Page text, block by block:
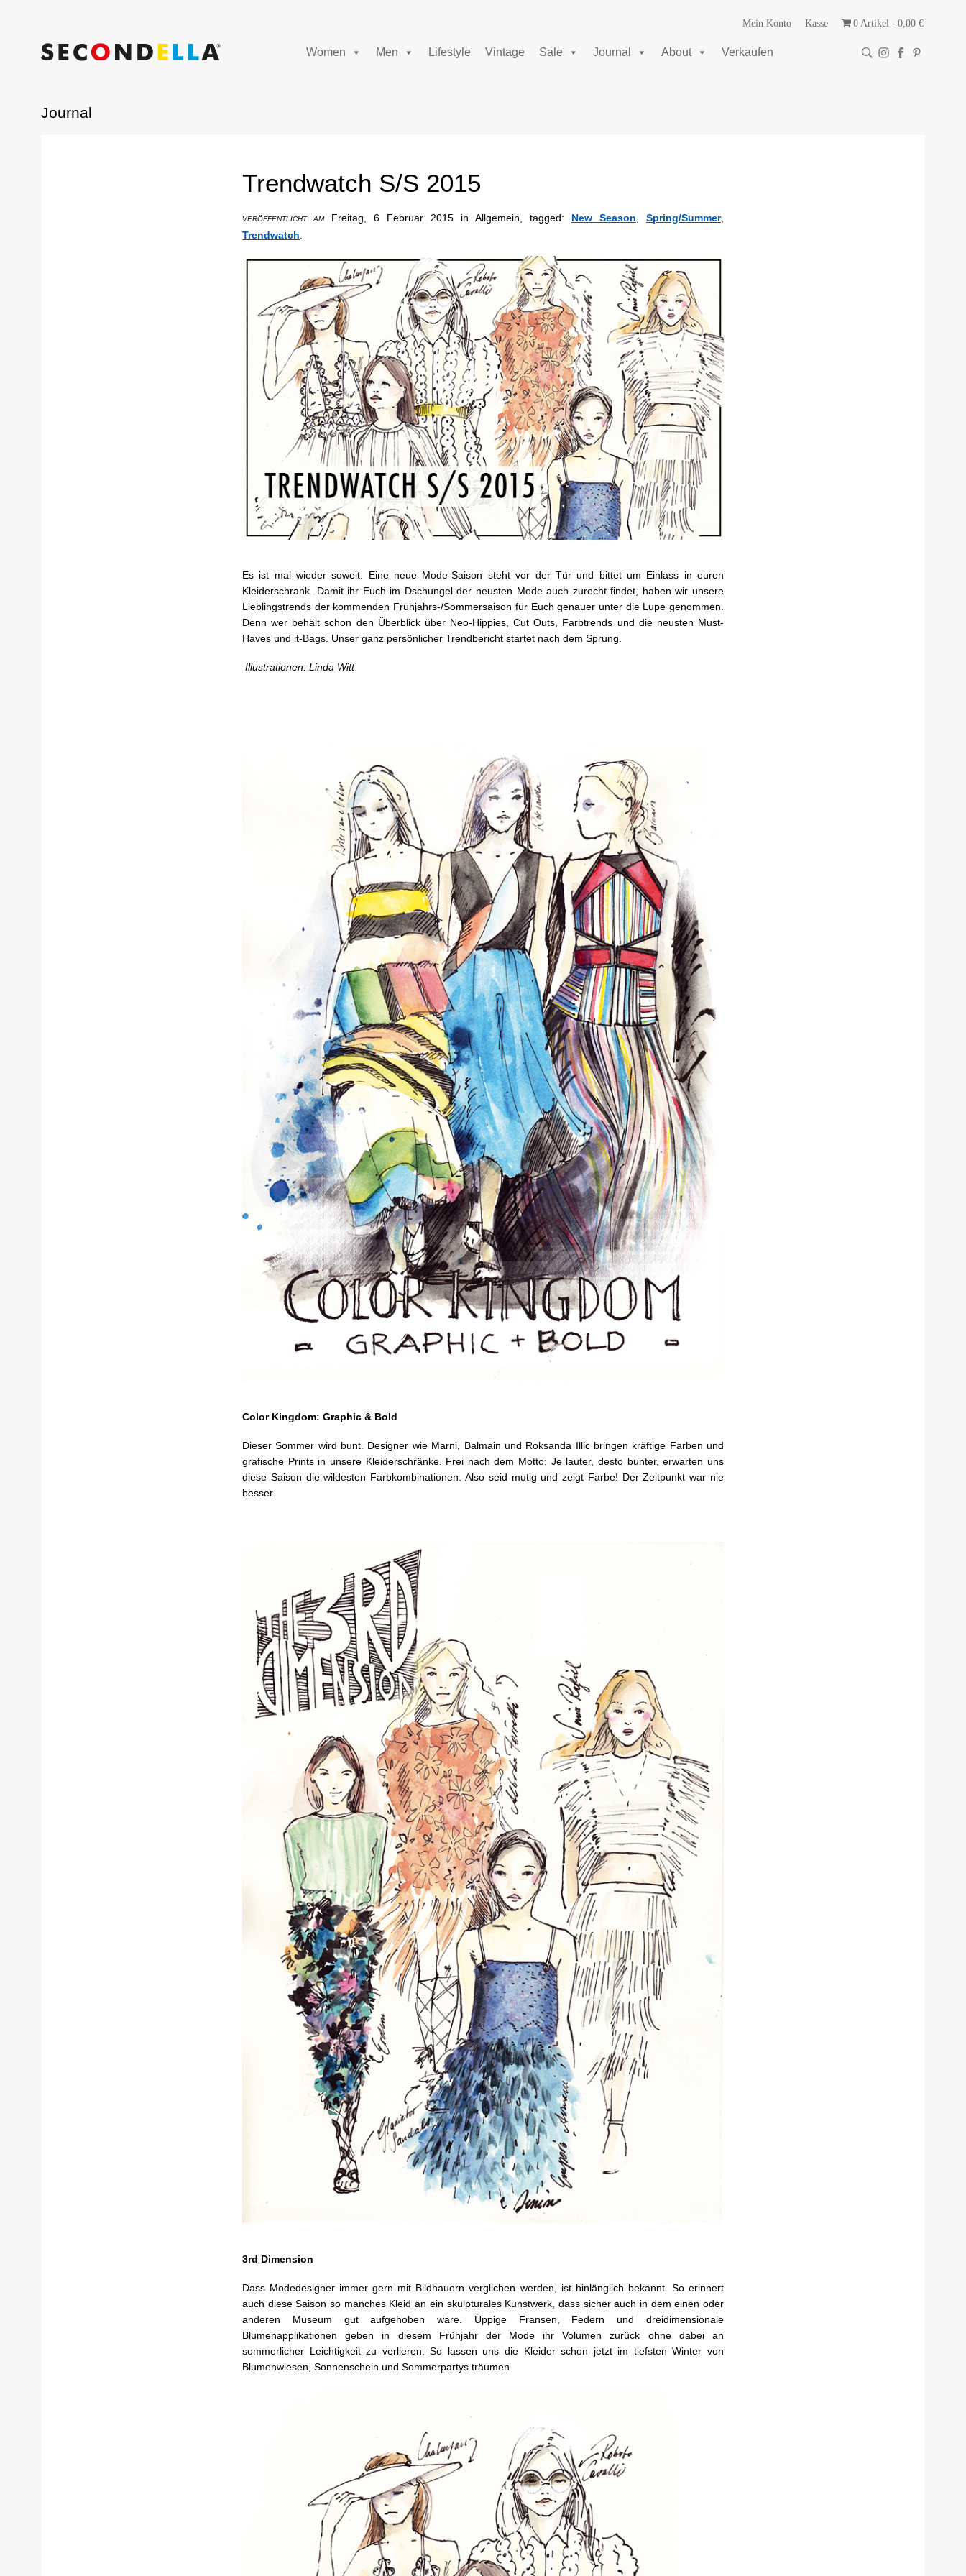
Mein Konto Kasse 0 Artikel 0,00 €
Women Men Lifestyle Vintage Sale Journal About Verkaufen
Journal
Trendwatch S/S 2015
VERÖFFENTLICHT AMFreitag, 6 Februar 2015 in Allgemein, tagged: New Season, Spring/Summer,
Trendwatch.
Es ist mal wieder soweit. Eine neue Mode-Saison steht vor der Tür und bittet um Einlass in euren
Kleiderschrank. Damit ihr Euch im Dschungel der neusten Mode auch zurecht findet, haben wir unsere
Lieblingstrends der kommenden Frühjahrs-/Sommersaison für Euch genauer unter die Lupe genommen.
Denn wer behält schon den Überblick über Neo-Hippies, Cut Outs, Farbtrends und die neusten Must-
Haves und it-Bags. Unser ganz persönlicher Trendbericht startet nach dem Sprung.
Illustrationen: Linda Witt
Color Kingdom: Graphic & Bold
Dieser Sommer wird bunt. Designer wie Marni, Balmain und Roksanda Illic bringen kräftige Farben und
grafische Prints in unsere Kleiderschränke. Frei nach dem Motto: Je lauter, desto bunter, erwarten uns
diese Saison die wildesten Farbkombinationen. Also seid mutig und zeigt Farbe! Der Zeitpunkt war nie
besser.
3rd Dimension
Dass Modedesigner immer gern mit Bildhauern verglichen werden, ist hinlänglich bekannt. So erinnert
auch diese Saison so manches Kleid an ein skulpturales Kunstwerk, dass sicher auch in dem einen oder
anderen Museum gut aufgehoben wäre. Üppige Fransen, Federn und dreidimensionale
Blumenapplikationen geben in diesem Frühjahr der Mode ihr Volumen zurück ohne dabei an
sommerlicher Leichtigkeit zu verlieren. So lassen uns die Kleider schon jetzt im tiefsten Winter von
Blumenwiesen, Sonnenschein und Sommerpartys träumen.